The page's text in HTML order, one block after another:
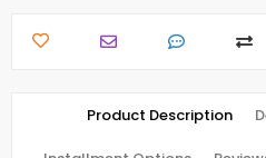
Product Description